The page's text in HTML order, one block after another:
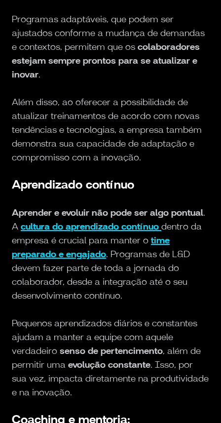
Programas adaptáveis, que podem ser
ajustados conforme a mudança de demandas
e contextos, permitem que os colaboradores
estejam sempre prontos para se atualizar e
inovar.
Além disso, ao oferecer a possibilidade de
atualizar treinamentos de acordo com novas
tendências e tecnologias, a empresa também
demonstra sua capacidade de adaptação e
compromisso com a inovação.
Aprendizado contínuo
Aprender e evoluir não pode ser algo pontual.
A cultura do aprendizado contínuo dentro da
empresa é crucial para manter o time
preparado e engajado. Programas de L&D
devem fazer parte de toda a jornada do
colaborador, desde a integração até o seu
desenvolvimento contínuo.
Pequenos aprendizados diários e constantes
ajudam a manter a equipe com aquele
verdadeiro senso de pertencimento, além de
permitir uma evolução constante. Isso, por
sua vez, impacta diretamente na produtividade
e na inovação.
Coaching e mentoria: